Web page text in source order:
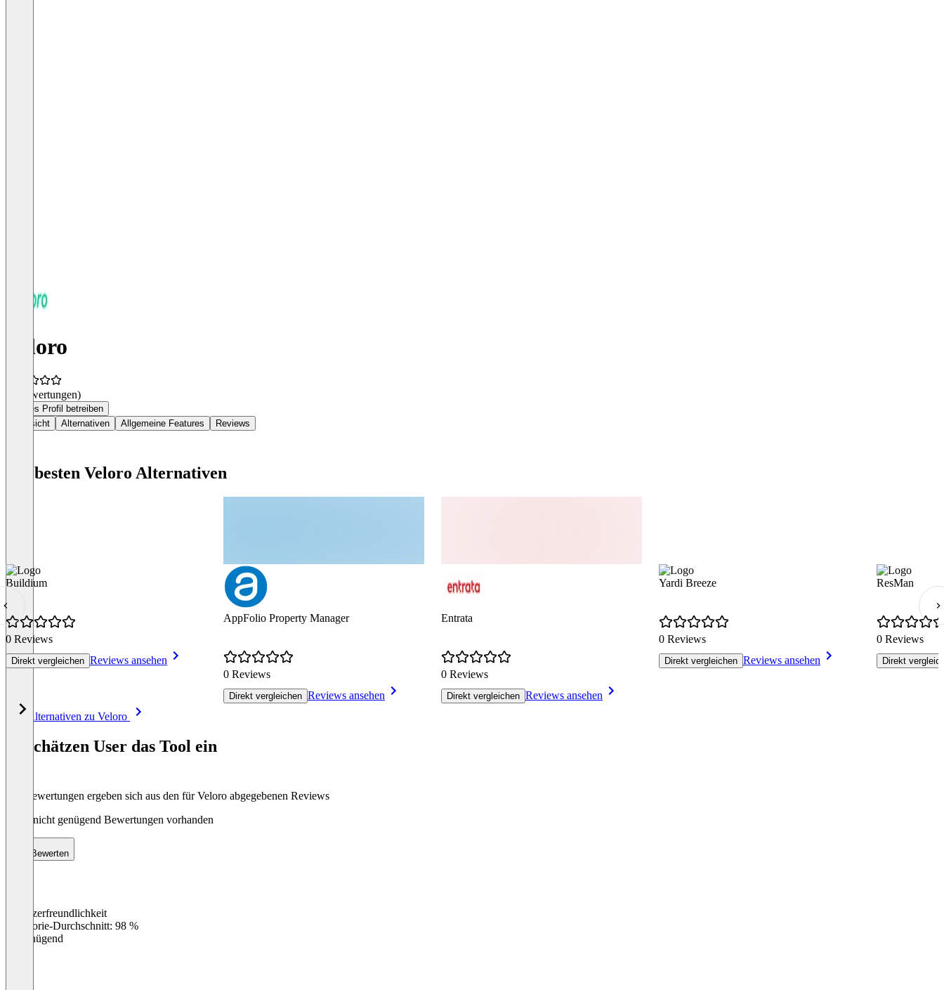
Veloro
(0 Bewertungen)
Dieses Profil betreiben
Übersicht
Alternativen Allgemeine Features Reviews
Die besten Veloro Alternativen
Buildium
0 Reviews
Direkt vergleichen Reviews ansehen
AppFolio Property Manager
0 Reviews
Direkt vergleichen Reviews ansehen
Entrata
0 Reviews
Direkt vergleichen Reviews ansehen
Yardi Breeze
0 Reviews
Direkt vergleichen Reviews ansehen
ResMan
0 Reviews
Direkt
Item
Alle Alternativen zu Veloro
So schätzen User das Tool ein
Die Bewertungen ergeben sich aus den für Veloro abgegebenen Reviews
Noch nicht genügend Bewertungen vorhanden
Bewerten
Benutzerfreundlichkeit
Kategorie-Durchschnitt: 98 %
Ungenügend